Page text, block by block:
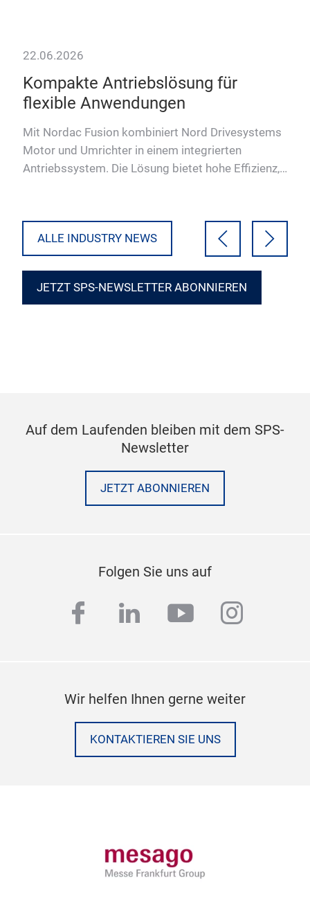
22.06.2026
Kompakte Antriebslösung für
flexible Anwendungen
Mit Nordac Fusion kombiniert Nord Drivesystems
Motor und Umrichter in einem integrierten
Antriebssystem. Die Lösung bietet hohe Effizienz,
ALLE INDUSTRY NEWS
JETZT SPS-NEWSLETTER ABONNIEREN
Auf dem Laufenden bleiben mit dem SPS-
Newsletter
JETZT ABONNIEREN
Folgen Sie uns auf
facebook
linkedinyoutube
Wir helfen Ihnen gerne weiter
KONTAKTIEREN SIE UNS